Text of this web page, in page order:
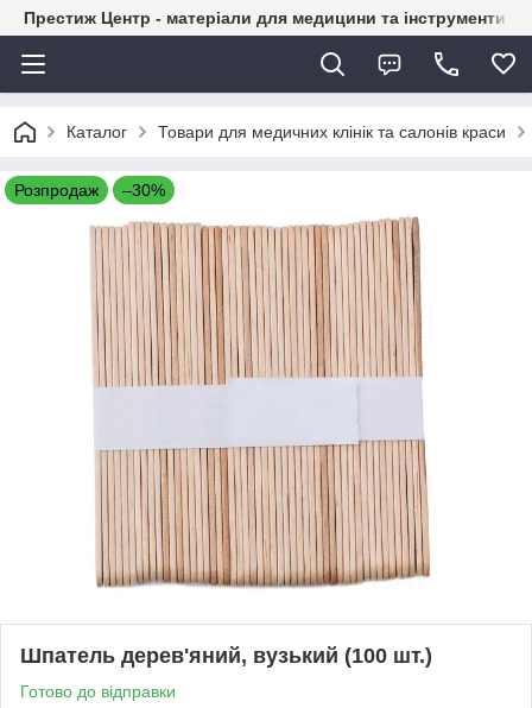
Престиж Центр - матеріали для медицини та інструменти
Каталог Товари для медичних клінік та салонів краси
Розпродаж –30%
Шпатель дерев'яний, вузький (100 шт.)
Готово до відправки